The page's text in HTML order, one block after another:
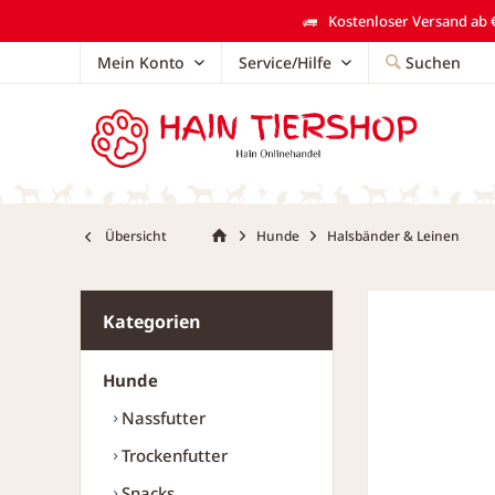
Kostenloser Versand ab
Mein Konto Service/Hilfe Suchen
Übersicht Hunde Halsbänder & Leinen
Kategorien
Hunde
Nassfutter
Trockenfutter